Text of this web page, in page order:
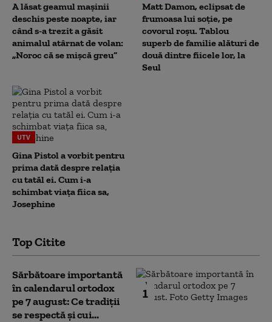
A lăsat geamul mașinii
deschis peste noapte, iar
când s-a trezit a găsit
animalul atârnat de volan:
„Noroc că se mișcă greu”
Matt Damon, eclipsat de
frumoasa lui soție, pe
covorul roșu. Tablou
superb de familie alături de
două dintre fiicele lor, la
Seul
UTV
Gina Pistol a vorbit pentru
prima dată despre relația
cu tatăl ei. Cum i-a
schimbat viața fiica sa,
Josephine
Top Citite
1
Sărbătoare importantă
în calendarul ortodox
pe 7 august: Ce tradiții
se respectă și cui...